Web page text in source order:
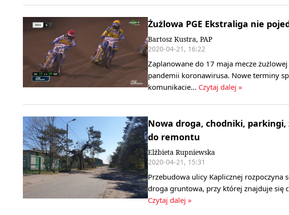
Żużlowa PGE Ekstraliga nie
Bartosz Kustra, PAP
2020-04-21, 16:22
Zaplanowane do 17 maja mecze
pandemii koronawirusa. Nowe terminy
komunikacie… Czytaj dalej »
Nowa droga, chodniki, parkingi,
do remontu
Elżbieta Rupniewska
2020-04-21, 15:31
Przebudowa ulicy Kaplicznej
droga gruntowa, przy której znajduje się
Czytaj dalej »